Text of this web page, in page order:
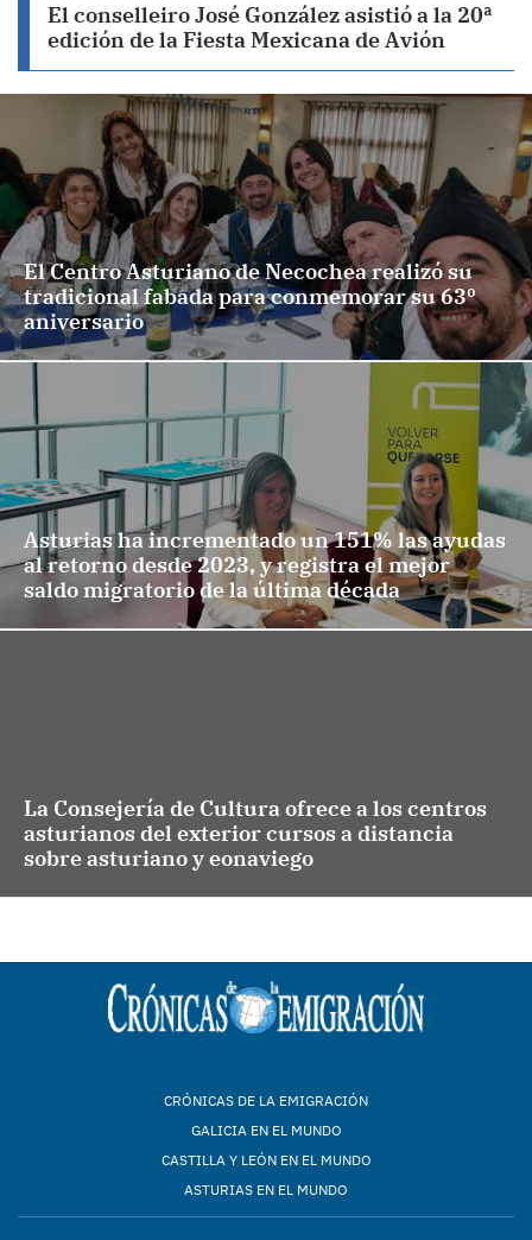
El conselleiro José González asistió a la 20ª
edición de la Fiesta Mexicana de Avión
El Centro Asturiano de Necochea realizó su
tradicional fabada para conmemorar su 63º
aniversario
Asturias ha incrementado un 151% las ayudas
al retorno desde 2023, y registra el mejor
saldo migratorio de la última década
La Consejería de Cultura ofrece a los centros
asturianos del exterior cursos a distancia
sobre asturiano y eonaviego
CRÓNICAS DE LA EMIGRACIÓN
GALICIA EN EL MUNDO
CASTILLA Y LEÓN EN EL MUNDO
ASTURIAS EN EL MUNDO